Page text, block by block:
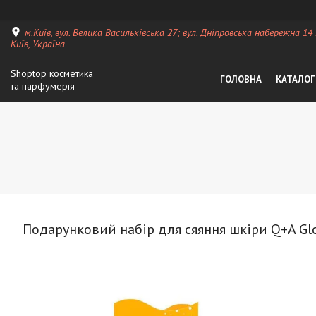
м.Київ, вул. Велика Васильківська 27; вул. Дніпровська набережна
Київ, Україна
Shoptop косметика
та парфумерія
ГОЛОВНА
Подарунковий набір для сяяння шкіри Q+A